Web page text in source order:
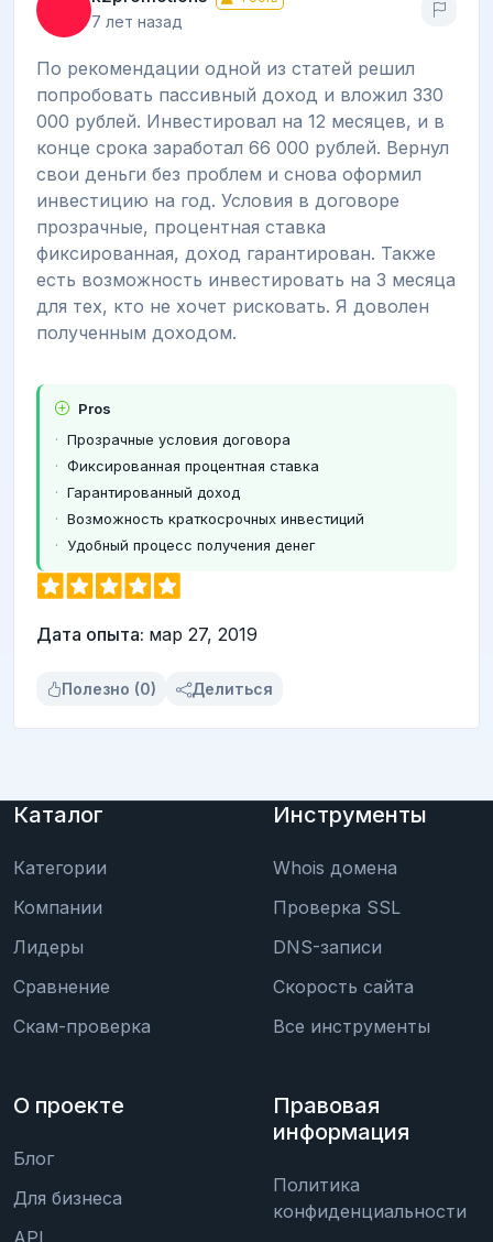
7 лет назад
По рекомендации одной из статей решил
попробовать пассивный доход и вложил 330
000 рублей. Инвестировал на 12 месяцев, и в
конце срока заработал 66 000 рублей. Вернул
свои деньги без проблем и снова оформил
инвестицию на год. Условия в договоре
прозрачные, процентная ставка
фиксированная, доход гарантирован. Также
есть возможность инвестировать на 3 месяца
для тех, кто не хочет рисковать. Я доволен
полученным доходом.
Pros
Прозрачные условия договора
Фиксированная процентная ставка
Гарантированный доход
Возможность краткосрочных инвестиций
Удобный процесс получения денег
Дата опыта: мар 27, 2019
Полезно (0) Делиться
Каталог
Категории
Компании
Лидеры
Сравнение
Скам-проверка
Инструменты
Whois домена
Проверка SSL
DNS-записи
Скорость сайта
Все инструменты
О проекте
Блог
Для бизнеса
Правовая
информация
Политика
конфиденциальности